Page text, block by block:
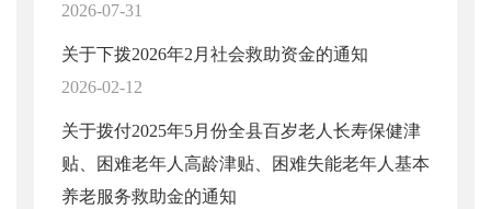
2026-07-31
关于下拨2026年2月社会救助资金的通知
2026-02-12
关于拨付2025年5月份全县百岁老人长寿保健津
贴、困难老年人高龄津贴、困难失能老年人基本
养老服务救助金的通知